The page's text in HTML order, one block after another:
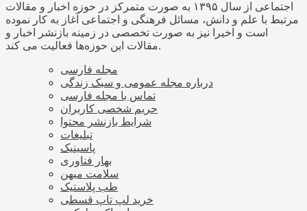
اجتماعی از سال ۱۳۹۵ به صورت متمرکز در حوزه اخبار و مقالات
مرتبط با علم و دانش، مسائل فرهنگی و اجتماعی آغاز به کار نموده
است و اخیرا نیز به صورت تخصصی در زمینه بازنشر اخبار و
مقالات این حوزه‌ها فعالیت می کند.
مجله فارسی
درباره مجله عمومی و سبک زندگی
تماس با مجله فارسی
حریم شخصی کاربران
شرایط بازنشر محتوا
تبلیغات
پاسینیک
بهار فناوری
سلامت میهن
طب پلاستیک
خرید لپ تاپ قسطی